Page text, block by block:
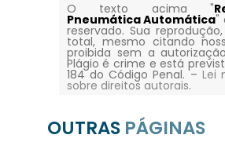
O texto acima "
Pneumática Automática"
reservado. Sua
total, mesmo citando
proibida sem a
Plágio é crime e está
184 do Código Penal. – Lei
sobre direitos autorais.
OUTRAS PÁGINAS